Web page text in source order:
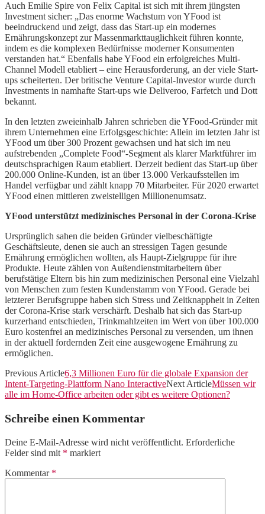
Auch Emilie Spire von Felix Capital ist sich mit ihrem jüngsten
Investment sicher: „Das enorme Wachstum von YFood ist
beeindruckend und zeigt, dass das Start-up ein modernes
Ernährungskonzept zur Massenmarkttauglichkeit führen konnte,
indem es die komplexen Bedürfnisse moderner Konsumenten
verstanden hat.“ Ebenfalls habe YFood ein erfolgreiches Multi-
Channel Modell etabliert – eine Herausforderung, an der viele Start-
ups scheiterten. Der britische Venture Capital-Investor wurde durch
Investments in namhafte Start-ups wie Deliveroo, Farfetch und Dott
bekannt.
In den letzten zweieinhalb Jahren schrieben die YFood-Gründer mit
ihrem Unternehmen eine Erfolgsgeschichte: Allein im letzten Jahr ist
YFood um über 300 Prozent gewachsen und hat sich im neu
aufstrebenden „Complete Food“-Segment als klarer Marktführer im
deutschsprachigen Raum etabliert. Derzeit bedient das Start-up über
200.000 Online-Kunden, ist an über 13.000 Verkaufsstellen im
Handel verfügbar und zählt knapp 70 Mitarbeiter. Für 2020 erwartet
YFood einen mittleren zweistelligen Millionenumsatz.
YFood unterstützt medizinisches Personal in der Corona-Krise
Ursprünglich sahen die beiden Gründer vielbeschäftigte
Geschäftsleute, denen sie auch an stressigen Tagen gesunde
Ernährung ermöglichen wollten, als Haupt-Zielgruppe für ihre
Produkte. Heute zählen von Außendienstmitarbeitern über
berufstätige Eltern bis hin zum medizinischen Personal eine Vielzahl
von Menschen zum festen Kundenstamm von YFood. Gerade bei
letzterer Berufsgruppe haben sich Stress und Zeitknappheit in Zeiten
der Corona-Krise stark verschärft. Deshalb hat sich das Start-up
kurzerhand entschieden, Trinkmahlzeiten im Wert von über 100.000
Euro kostenfrei an medizinisches Personal zu versenden, um ihnen
in der aktuell fordernden Zeit eine ausgewogene Ernährung zu
ermöglichen.
Previous Article6,3 Millionen Euro für die globale Expansion der
Intent-Targeting-Plattform Nano InteractiveNext ArticleMüssen wir
alle im Home-Office arbeiten oder gibt es weitere Optionen?
Schreibe einen Kommentar
Deine E-Mail-Adresse wird nicht veröffentlicht. Erforderliche
Felder sind mit * markiert
Kommentar *